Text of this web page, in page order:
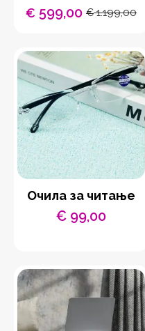
€1.199,00
Original
was:
€ 1.199,00.
€ 599,00Current
is:
€ 599,00.
Очила за читање
€ 99,00